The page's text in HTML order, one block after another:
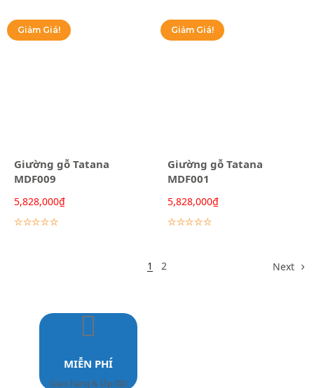
Giảm Giá!
Giường gỗ Tatana
MDF009
5,828,000₫
Lựa chọn các tùy chọn
Giảm Giá!
Giường gỗ Tatana
MDF001
5,828,000₫
Lựa chọn các tùy chọn
1 2 Next
MIỄN PHÍ
Giao hàng & lắp đặt